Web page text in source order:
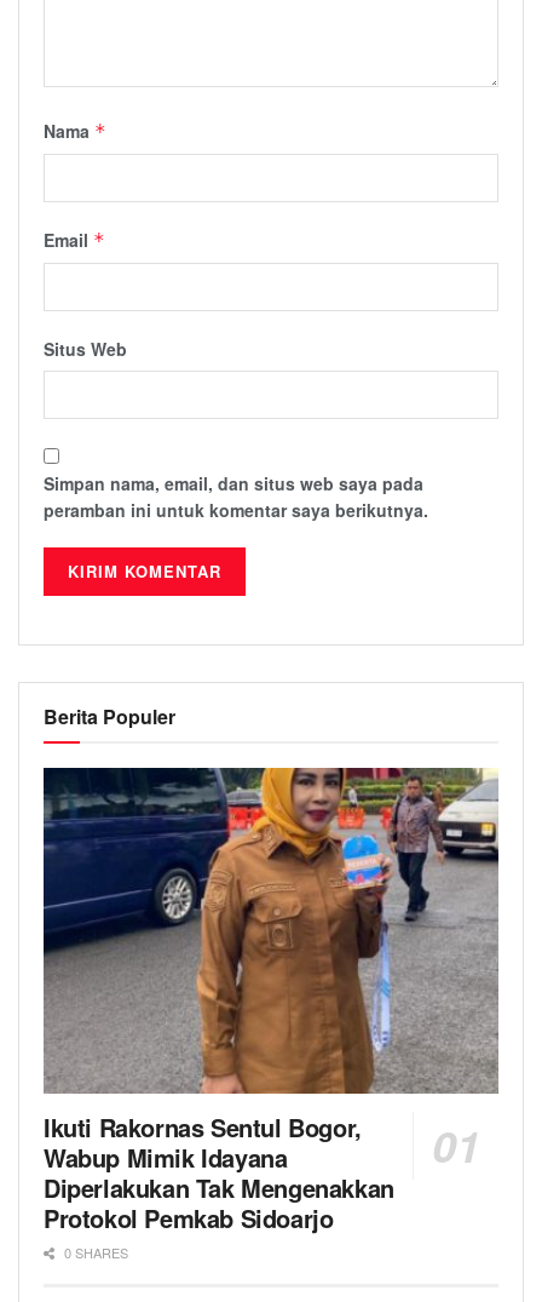
Nama *
Email *
Situs Web
Simpan nama, email, dan situs web saya pada
peramban ini untuk komentar saya berikutnya.
Berita Populer
Ikuti Rakornas Sentul Bogor,
Wabup Mimik Idayana
Diperlakukan Tak Mengenakkan
Protokol Pemkab Sidoarjo
0 SHARES